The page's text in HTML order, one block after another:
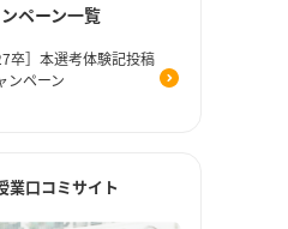
ペーン一覧
27卒］本選考体験記投稿
ンペーン
業口コミサイト